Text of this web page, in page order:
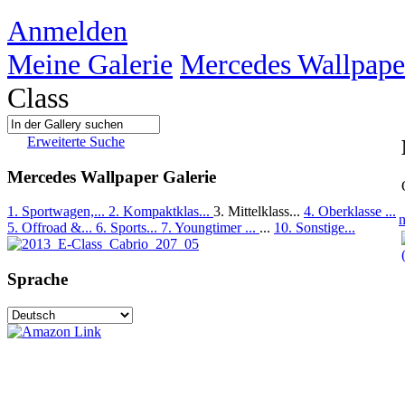
Anmelden
Meine Galerie Mercedes
Class
Erweiterte Suche
Mercedes Wallpaper Galerie
1. Sportwagen,... 2. Kompaktklas... 3. Mittelklass... 4. Oberklasse ...
5. Offroad &... 6. Sports... 7. Youngtimer ... ... 10. Sonstige...
Sprache